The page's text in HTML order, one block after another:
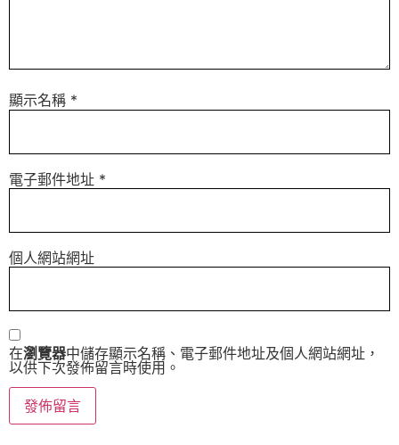
顯示名稱 *
電子郵件地址 *
個人網站網址
在瀏覽器中儲存顯示名稱、電子郵件地址及個人網站網址，
以供下次發佈留言時使用。